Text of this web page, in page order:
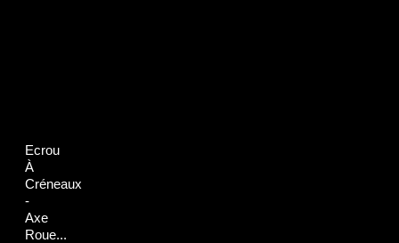
Ecrou
À
Créneaux
-
Axe
Roue...